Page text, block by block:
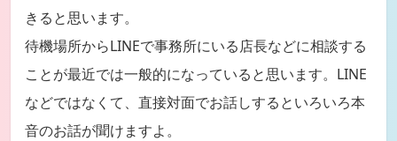
きると思います。
待機場所からLINEで事務所にいる店長などに相談する
ことが最近では一般的になっていると思います。LINE
などではなくて、直接対面でお話しするといろいろ本
音のお話が聞けますよ。